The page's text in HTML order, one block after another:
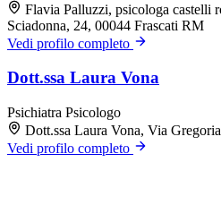
Flavia Palluzzi, psicologa castelli
Sciadonna, 24, 00044 Frascati RM
Vedi profilo completo
Dott.ssa Laura Vona
Psichiatra Psicologo
Dott.ssa Laura Vona, Via
Vedi profilo completo